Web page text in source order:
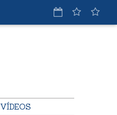
VÍDEOS